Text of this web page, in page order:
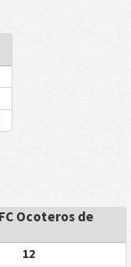
Ocoteros de
12